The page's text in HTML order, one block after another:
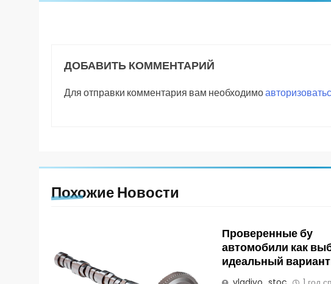
ДОБАВИТЬ КОММЕНТАРИЙ
Для отправки комментария вам необходимо
Похожие Новости
Проверенные бу
автомобили как
идеальный вариант